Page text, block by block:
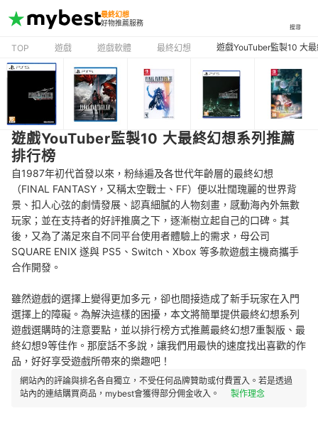
最終幻想
好物推薦服務
搜尋
TOP 遊戲 遊戲軟體 最終幻想 遊戲YouTuber監製10 大
遊戲YouTuber監製10 大最終幻想系列推薦
排行榜
自1987年初代首發以來，粉絲遍及各世代年齡層的最終幻想
（FINAL FANTASY，又稱太空戰士、FF）便以壯闊瑰麗的世界背
景、扣人心弦的劇情發展、認真細膩的人物刻畫，感動海內外無數
玩家；並在支持者的好評推廣之下，逐漸樹立起自己的口碑。其
後，又為了滿足來自不同平台使用者體驗上的需求，母公司
SQUARE ENIX 遂與 PS5、Switch、Xbox 等多款遊戲主機商攜手
合作開發。
雖然遊戲的選擇上變得更加多元，卻也間接造成了新手玩家在入門
選擇上的障礙。為解決這樣的困擾，本文將簡單提供最終幻想系列
遊戲選購時的注意要點，並以排行榜方式推薦最終幻想7重製版、最
終幻想9等佳作。那麼話不多說，讓我們用最快的速度找出喜歡的作
品，好好享受遊戲所帶來的樂趣吧！
網站內的評論與排名各自獨立，不受任何品牌贊助或付費置入。若是透過
站內的連結購買商品，mybest會獲得部分佣金收入。
製作理念